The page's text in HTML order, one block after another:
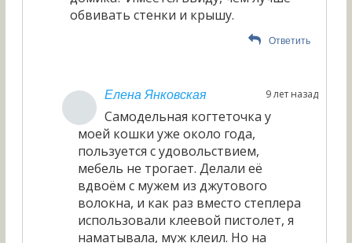
обвивать стенки и крышу.
Ответить
Елена Янковская 9 лет назад
Самодельная когтеточка у
моей кошки уже около года,
пользуется с удовольствием,
мебель не трогает. Делали её
вдвоём с мужем из джутового
волокна, и как раз вместо степлера
использовали клеевой пистолет, я
наматывала, муж клеил. Но на